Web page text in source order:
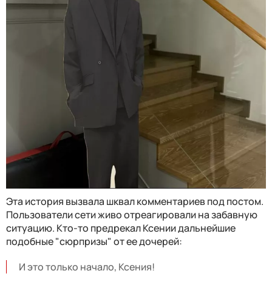
Эта история вызвала шквал комментариев под постом.
Пользователи сети живо отреагировали на забавную
ситуацию. Кто-то предрекал Ксении дальнейшие
подобные "сюрпризы" от ее дочерей:
И это только начало, Ксения!